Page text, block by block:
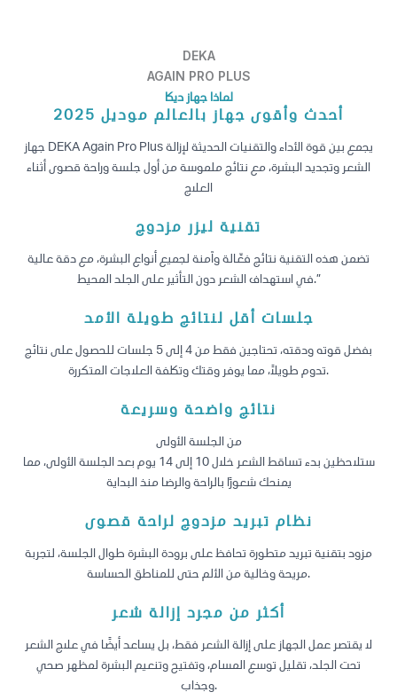
DEKA
AGAIN PRO PLUS
لماذا جهاز ديكا
أحدث وأقوى جهاز بالعالم موديل 2025
جهاز DEKA Again Pro Plus يجمع بين قوة الأداء والتقنيات الحديثة لإزالة
الشعر وتجديد البشرة، مع نتائج ملموسة من أول جلسة وراحة قصوى أثناء
العلاج
تقنية ليزر مزدوج
تضمن هذه التقنية نتائج فعّالة وآمنة لجميع أنواع البشرة، مع دقة عالية
في استهداف الشعر دون التأثير على الجلد المحيط.”
جلسات أقل لنتائج طويلة الأمد
بفضل قوته ودقته، تحتاجين فقط من 4 إلى 5 جلسات للحصول على نتائج
تدوم طويلاً، مما يوفر وقتك وتكلفة العلاجات المتكررة.
نتائج واضحة وسريعة
من الجلسة الأولى
ستلاحظين بدء تساقط الشعر خلال 10 إلى 14 يوم بعد الجلسة الأولى، مما
يمنحك شعورًا بالراحة والرضا منذ البداية
نظام تبريد مزدوج لراحة قصوى
مزود بتقنية تبريد متطورة تحافظ على برودة البشرة طوال الجلسة، لتجربة
مريحة وخالية من الألم حتى للمناطق الحساسة.
أكثر من مجرد إزالة شعر
لا يقتصر عمل الجهاز على إزالة الشعر فقط، بل يساعد أيضًا في علاج الشعر
تحت الجلد، تقليل توسع المسام، وتفتيح وتنعيم البشرة لمظهر صحي
وجذاب.